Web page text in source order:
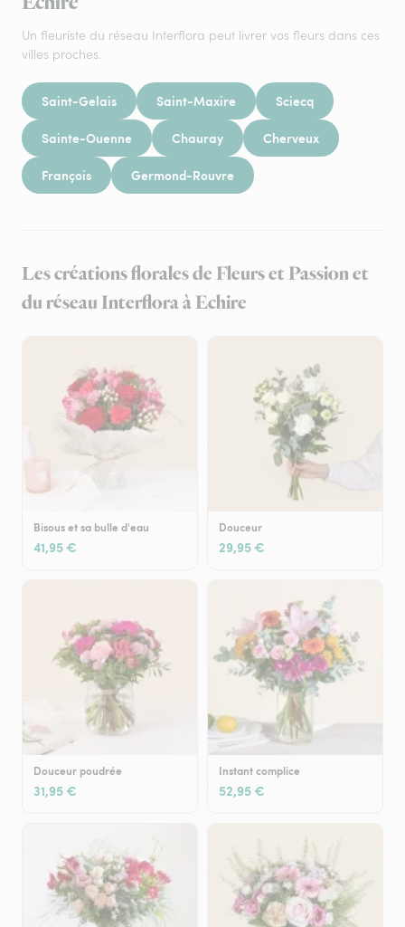
Un fleuriste du réseau Interflora peut livrer vos fleurs dans ces
villes proches.
Saint-Gelais Saint-Maxire Sciecq
Sainte-Ouenne Chauray Cherveux
François Germond-Rouvre
Les créations florales de Fleurs et Passion et
du réseau Interflora à Echire
Bisous et sa bulle d'eau
41,95 €
Douceur
29,95 €
Douceur poudrée
31,95 €
Instant complice
52,95 €